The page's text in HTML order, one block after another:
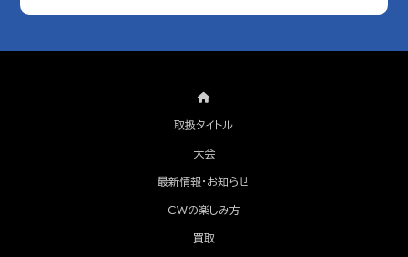
取扱タイトル
大会
最新情報・お知らせ
CWの楽しみ方
買取